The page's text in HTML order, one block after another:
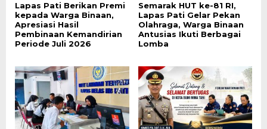
Lapas Pati Berikan Premi
kepada Warga Binaan,
Apresiasi Hasil
Pembinaan Kemandirian
Periode Juli 2026
Semarak HUT ke-81 RI,
Lapas Pati Gelar Pekan
Olahraga, Warga Binaan
Antusias Ikuti Berbagai
Lomba